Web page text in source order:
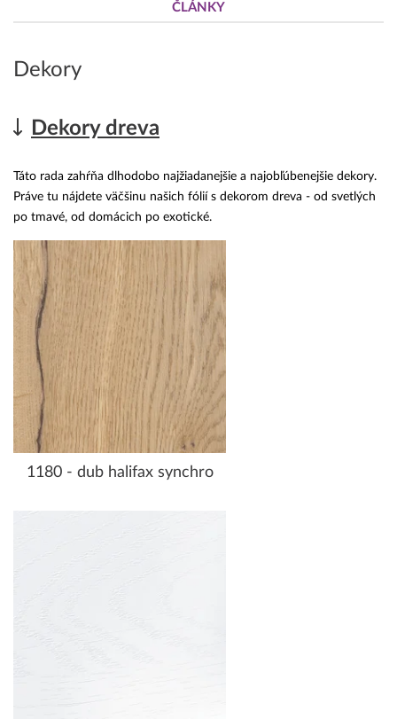
ČLÁNKY
Dekory
Dekory dreva
Táto rada zahŕňa dlhodobo najžiadanejšie a najobľúbenejšie dekory.
Práve tu nájdete väčšinu našich fólií s dekorom dreva - od svetlých
po tmavé, od domácich po exotické.
1180 - dub halifax synchro